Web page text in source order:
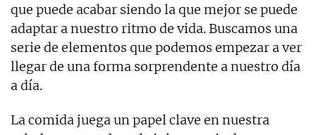
que puede acabar siendo la que mejor se puede
adaptar a nuestro ritmo de vida. Buscamos una
serie de elementos que podemos empezar a ver
llegar de una forma sorprendente a nuestro día
a día.
La comida juega un papel clave en nuestra